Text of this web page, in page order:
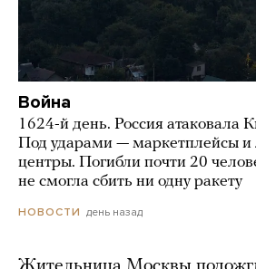
Война
1624-й день. Россия атаковала
Под ударами — маркетплейсы и
центры. Погибли почти 20
не смогла сбить ни одну ракету
НОВОСТИ день назад